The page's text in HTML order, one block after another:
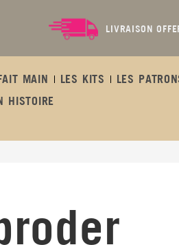
LIVRAISON
MAIN LES KITS LES
HISTOIRE